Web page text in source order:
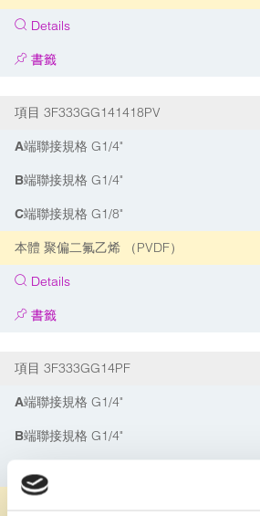
Details
書籤
項目 3F333GG141418PV
A端聯接規格 G1/4"
B端聯接規格 G1/4"
C端聯接規格 G1/8"
本體 聚偏二氟乙烯 （PVDF）
Details
書籤
項目 3F333GG14PF
A端聯接規格 G1/4"
B端聯接規格 G1/4"